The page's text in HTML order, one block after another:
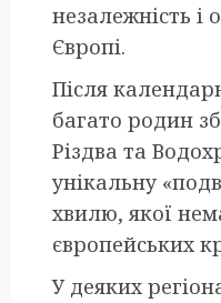
незалежність і
Європі.
Після
багато родин
Різдва та
унікальну
хвилю, якої
європейських
У деяких